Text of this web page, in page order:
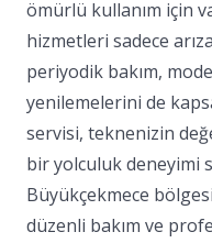
ömürlü kullanım için
hizmetleri sadece
periyodik bakım,
yenilemelerini de
servisi, teknenizin
bir yolculuk deneyimi
Büyükçekmece
düzenli bakım ve